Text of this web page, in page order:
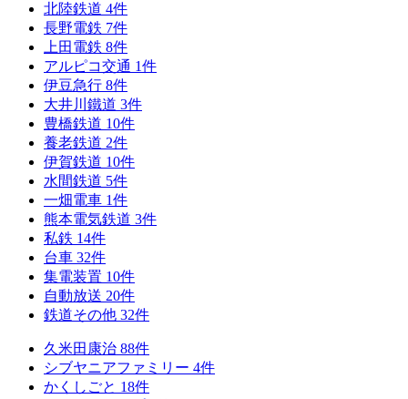
北陸鉄道 4件
長野電鉄 7件
上田電鉄 8件
アルピコ交通 1件
伊豆急行 8件
大井川鐵道 3件
豊橋鉄道 10件
養老鉄道 2件
伊賀鉄道 10件
水間鉄道 5件
一畑電車 1件
熊本電気鉄道 3件
私鉄 14件
台車 32件
集電装置 10件
自動放送 20件
鉄道その他 32件
久米田康治 88件
シブヤニアファミリー 4件
かくしごと 18件